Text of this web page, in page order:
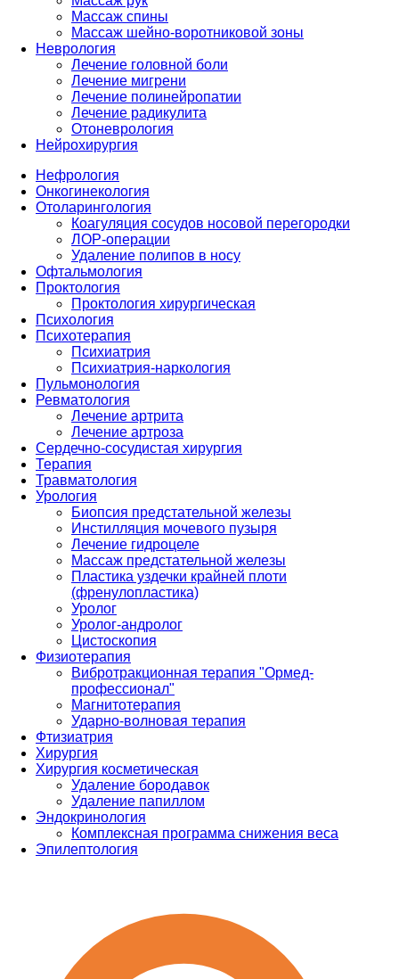
Массаж спины
Массаж шейно-воротниковой зоны
Неврология
Лечение головной боли
Лечение мигрени
Лечение полинейропатии
Лечение радикулита
Отоневрология
Нейрохирургия
Нефрология
Онкогинекология
Отоларингология
Коагуляция сосудов носовой перегородки
ЛОР-операции
Удаление полипов в носу
Офтальмология
Проктология
Проктология хирургическая
Психология
Психотерапия
Психиатрия
Психиатрия-наркология
Пульмонология
Ревматология
Лечение артрита
Лечение артроза
Сердечно-сосудистая хирургия
Терапия
Травматология
Урология
Биопсия предстательной железы
Инстилляция мочевого пузыря
Лечение гидроцеле
Массаж предстательной железы
Пластика уздечки крайней плоти
(френулопластика)
Уролог
Уролог-андролог
Цистоскопия
Физиотерапия
Вибротракционная терапия "Ормед-
профессионал"
Магнитотерапия
Ударно-волновая терапия
Фтизиатрия
Хирургия
Хирургия косметическая
Удаление бородавок
Удаление папиллом
Эндокринология
Комплексная программа снижения веса
Эпилептология